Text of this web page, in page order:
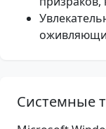
Системные